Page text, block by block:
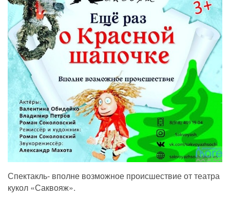
Спектакль- вполне возможное происшествие от театра
кукол «Саквояж».